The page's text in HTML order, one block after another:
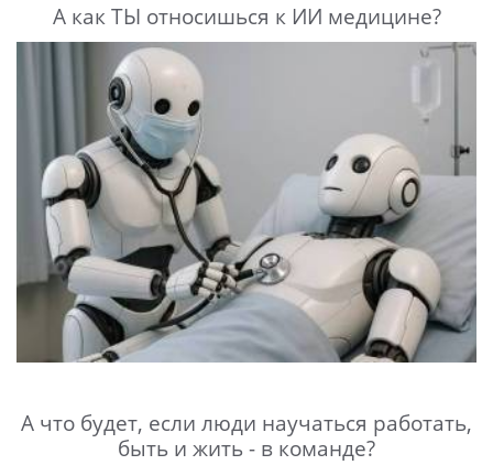
А как ТЫ относишься к ИИ медицине?
А что будет, если люди научаться работать,
быть и жить - в команде?